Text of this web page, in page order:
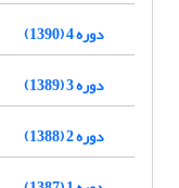
دوره 4 (1390)
دوره 3 (1389)
دوره 2 (1388)